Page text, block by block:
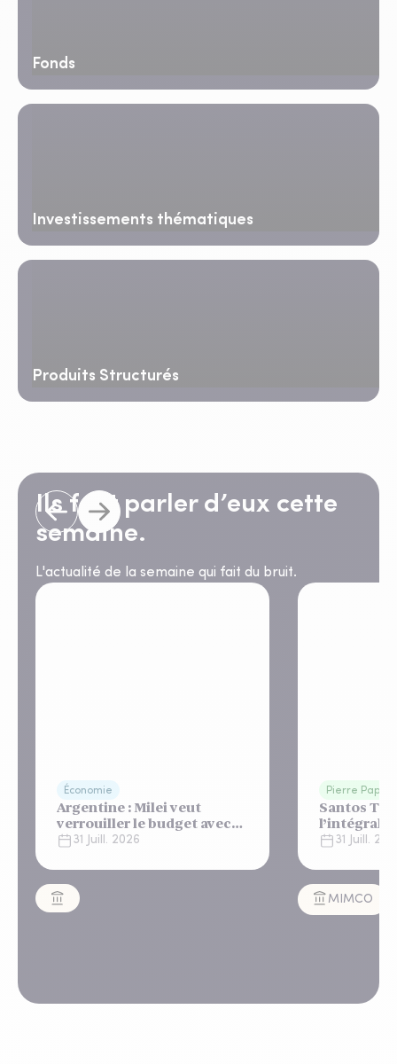
Fonds
Investissements thématiques
Produits Structurés
Ils font parler d’eux cette
semaine.
L'actualité de la semaine qui fait du bruit.
Économie
Argentine : Milei veut
verrouiller le budget avec
un "shutdown"
regard bienveillant du FMI
31 Juill. 2026
Pierre Papier
Santos
31 Juill.
MIMCO